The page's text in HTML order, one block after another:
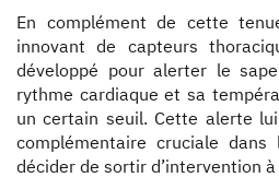
En complément de cette
innovant de capteurs
développé pour alerter le
rythme cardiaque et sa
un certain seuil. Cette alerte
complémentaire cruciale
décider de sortir d’intervention